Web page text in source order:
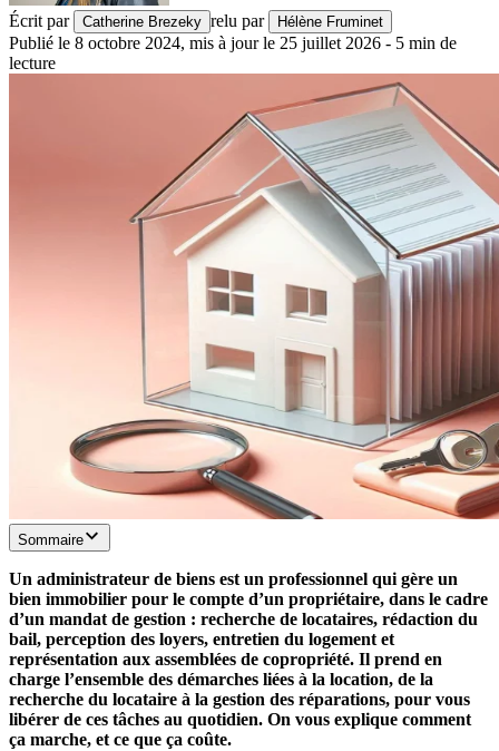
Écrit par Catherine Brezeky relu par Hélène Fruminet
Publié le 8 octobre 2024, mis à jour le 25 juillet 2026 - 5 min de
lecture
Sommaire
Un administrateur de biens est un professionnel qui gère un
bien immobilier pour le compte d’un propriétaire, dans le cadre
d’un mandat de gestion : recherche de locataires, rédaction du
bail, perception des loyers, entretien du logement et
représentation aux assemblées de copropriété. Il prend en
charge l’ensemble des démarches liées à la location, de la
recherche du locataire à la gestion des réparations, pour vous
libérer de ces tâches au quotidien. On vous explique comment
ça marche, et ce que ça coûte.